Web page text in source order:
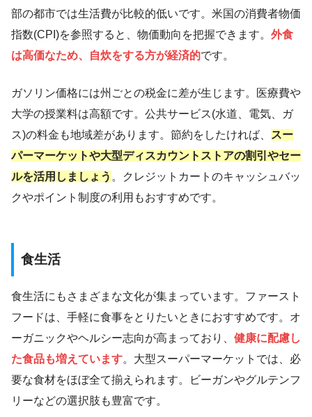
部の都市では生活費が比較的低いです。米国の消費者物価
指数(CPI)を参照すると、物価動向を把握できます。 外食
は高価なため、自炊をする方が経済的です。
ガソリン価格には州ごとの税金に差が生じます。医療費や
大学の授業料は高額です。公共サービス(水道、電気、ガ
ス)の料金も地域差があります。節約をしたければ、
スー
パーマーケットや大型ディスカウントストアの割引やセー
ルを活用しましょう 。クレジットカートのキャッシュバッ
クやポイント制度の利用もおすすめです。
食生活
食生活にもさまざまな文化が集まっています。ファースト
フードは、手軽に食事をとりたいときにおすすめです。オ
ーガニックやヘルシー志向が高まっており、 健康に配慮し
た食品も増えています。大型スーパーマーケットでは、必
要な食材をほぼ全て揃えられます。ビーガンやグルテンフ
リーなどの選択肢も豊富です。